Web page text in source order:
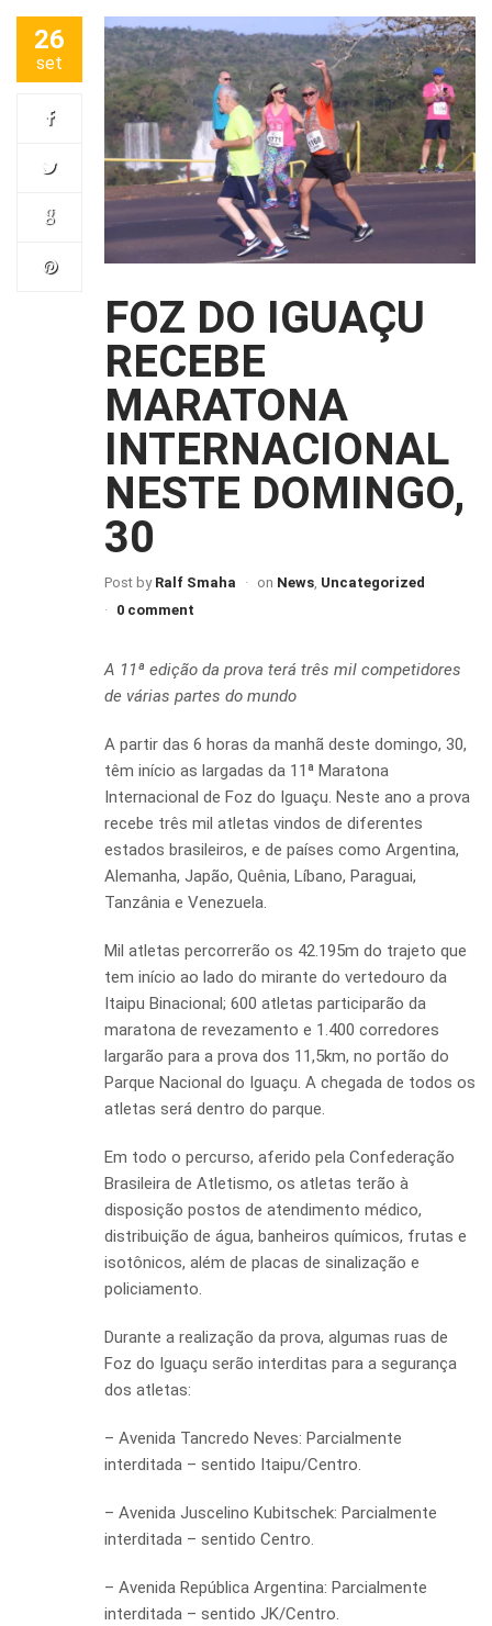
26
set
FOZ DO IGUAÇU
RECEBE
MARATONA
INTERNACIONAL
NESTE DOMINGO,
30
Post by Ralf Smaha on News, Uncategorized
0 comment
A 11ª edição da prova terá três mil competidores
de várias partes do mundo
A partir das 6 horas da manhã deste domingo, 30,
têm início as largadas da 11ª Maratona
Internacional de Foz do Iguaçu. Neste ano a prova
recebe três mil atletas vindos de diferentes
estados brasileiros, e de países como Argentina,
Alemanha, Japão, Quênia, Líbano, Paraguai,
Tanzânia e Venezuela.
Mil atletas percorrerão os 42.195m do trajeto que
tem início ao lado do mirante do vertedouro da
Itaipu Binacional; 600 atletas participarão da
maratona de revezamento e 1.400 corredores
largarão para a prova dos 11,5km, no portão do
Parque Nacional do Iguaçu. A chegada de todos os
atletas será dentro do parque.
Em todo o percurso, aferido pela Confederação
Brasileira de Atletismo, os atletas terão à
disposição postos de atendimento médico,
distribuição de água, banheiros químicos, frutas e
isotônicos, além de placas de sinalização e
policiamento.
Durante a realização da prova, algumas ruas de
Foz do Iguaçu serão interditas para a segurança
dos atletas:
– Avenida Tancredo Neves: Parcialmente
interditada – sentido Itaipu/Centro.
– Avenida Juscelino Kubitschek: Parcialmente
interditada – sentido Centro.
– Avenida República Argentina: Parcialmente
interditada – sentido JK/Centro.